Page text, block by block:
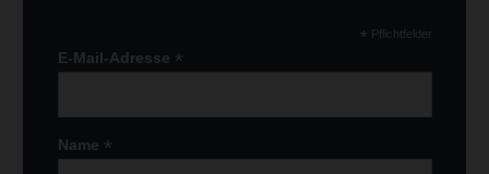
* Pflichtfelder
E-Mail-Adresse *
Name *